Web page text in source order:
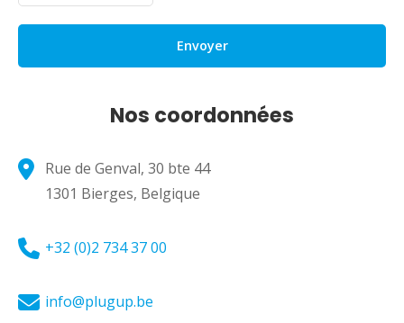
Envoyer
Nos coordonnées
Rue de Genval, 30 bte 44
1301 Bierges, Belgique
+32 (0)2 734 37 00
info@plugup.be